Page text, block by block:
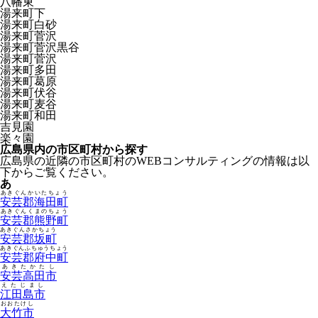
湯来町下
湯来町白砂
湯来町菅沢
湯来町菅沢黒谷
湯来町菅沢
湯来町多田
湯来町葛原
湯来町伏谷
湯来町麦谷
湯来町和田
吉見園
楽々園
広島県内の市区町村から探す
広島県の近隣の市区町村のWEBコンサルティングの情報は以
下からご覧ください。
あ
安芸郡海田町
あきぐんかいたちょう
安芸郡熊野町
あきぐんくまのちょう
安芸郡坂町
あきぐんさかちょう
安芸郡府中町
あきぐんふちゅうちょう
安芸高田市
あきたかたし
江田島市
えたじまし
大竹市
おおたけし